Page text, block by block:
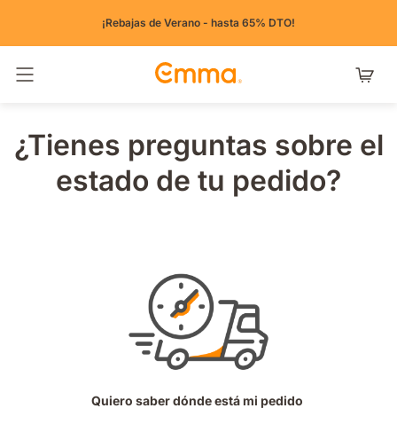
¡Rebajas de Verano - hasta 65% DTO!
¿Tienes preguntas sobre el
estado de tu pedido?
Quiero saber dónde está mi pedido